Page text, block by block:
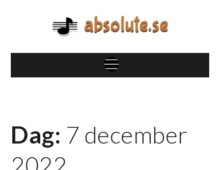
absolute.se
Menu
Dag: 7 december